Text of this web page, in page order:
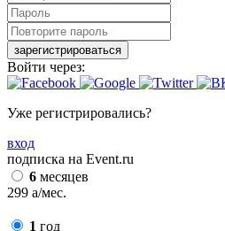
зарегистрироваться
Войти через:
Уже регистрировались?
вход
подписка на Event.ru
6 месяцев
299 a/мес.
1 год